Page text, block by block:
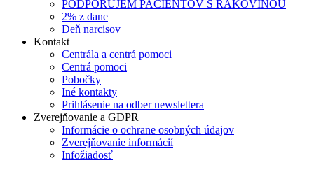
PODPORUJEM PACIENTOV S RAKOVINOU
2% z dane
Deň narcisov
Kontakt
Centrála a centrá pomoci
Centrá pomoci
Pobočky
Iné kontakty
Prihlásenie na odber newslettera
Zverejňovanie a GDPR
Informácie o ochrane osobných údajov
Zverejňovanie informácií
Infožiadosť